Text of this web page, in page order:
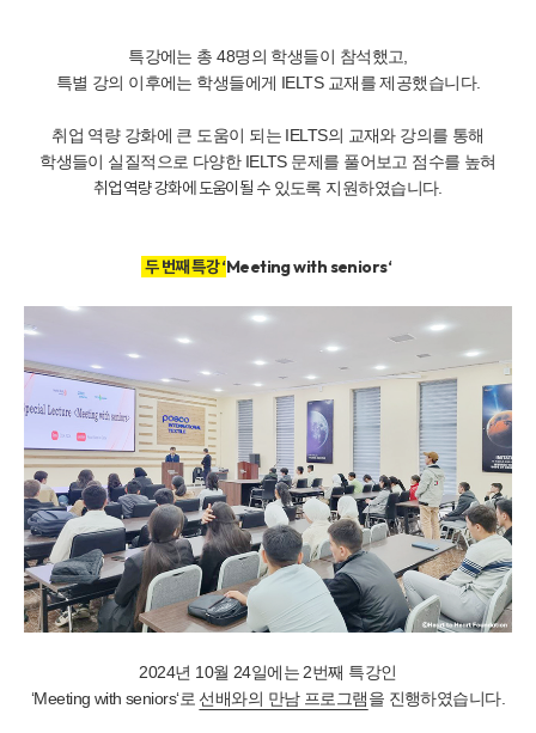
특강에는 총 48명의 학생들이 참석했고,
특별 강의 이후에는 학생들에게 IELTS 교재를 제공했습니다.
취업 역량 강화에 큰 도움이 되는 IELTS의 교재와 강의를 통해
학생들이 실질적으로 다양한 IELTS 문제를 풀어보고 점수를 높혀
취업 역량 강화에 도움이될 수있도록 지원하였습니다.
두 번째 특강 ‘Meeting with seniors‘
2024년 10월 24일에는 2번째 특강인
‘Meeting with seniors‘로 선배와의 만남 프로그램을 진행하였습니다.